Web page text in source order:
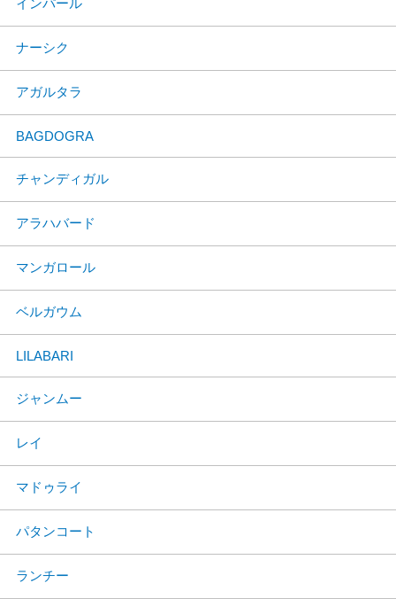
インパール
ナーシク
アガルタラ
BAGDOGRA
チャンディガル
アラハバード
マンガロール
ベルガウム
LILABARI
ジャンムー
レイ
マドゥライ
パタンコート
ランチー